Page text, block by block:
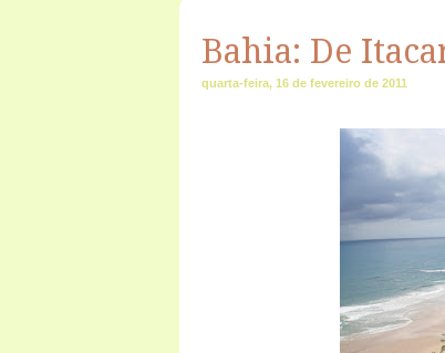
Bahia: De
quarta-feira, 16 de fevereiro de 2011